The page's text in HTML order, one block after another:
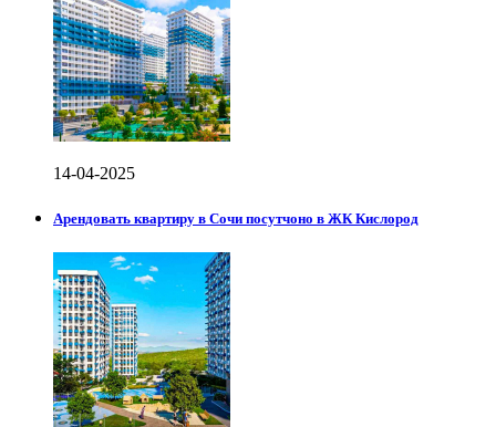
14-04-2025
Арендовать квартиру в Сочи посутчоно в ЖК Кислород